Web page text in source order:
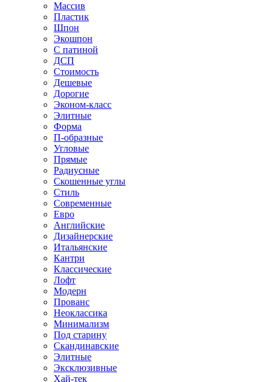
Массив
Пластик
Шпон
Экошпон
С патиной
ДСП
Стоимость
Дешевые
Дорогие
Эконом-класс
Элитные
Форма
П-образные
Угловые
Прямые
Радиусные
Скошенные углы
Стиль
Современные
Евро
Английские
Дизайнерские
Итальянские
Кантри
Классические
Лофт
Модерн
Прованс
Неоклассика
Минимализм
Под старину
Скандинавские
Элитные
Эксклюзивные
Хай-тек